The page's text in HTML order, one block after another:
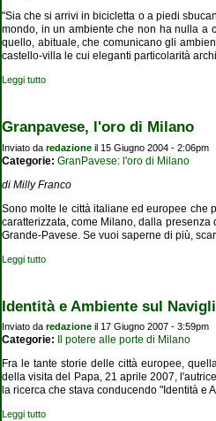
"Sia che si arrivi in bicicletta o a piedi
mondo, in un ambiente che non ha nulla a
quello, abituale, che comunicano gli
castello-villa le cui eleganti particolarità
Leggi tutto
Granpavese, l'oro di Milano
Inviato da redazione il 15 Giugno 2004 - 2:06pm
Categorie: GranPavese: l'oro di Milano
di Milly Franco
Sono molte le città italiane ed europee che
caratterizzata, come Milano, dalla presenza
Grande-Pavese. Se vuoi saperne di più,
Leggi tutto
Identità e Ambiente sul
Inviato da redazione il 17 Giugno 2007 - 3:59pm
Categorie:
Il potere alle porte di Milano
Fra le tante storie delle città europee,
della visita del Papa, 21 aprile 2007,
la ricerca che stava conducendo "Identità e
Leggi tutto